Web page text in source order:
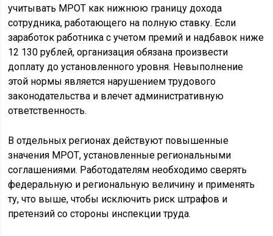
учитывать МРОТ как нижнюю границу дохода
сотрудника, работающего на полную ставку. Если
заработок работника с учетом премий и надбавок ниже
12 130 рублей, организация обязана произвести
доплату до установленного уровня. Невыполнение
этой нормы является нарушением трудового
законодательства и влечет административную
ответственность.
В отдельных регионах действуют повышенные
значения МРОТ, установленные региональными
соглашениями. Работодателям необходимо сверять
федеральную и региональную величину и применять
ту, что выше, чтобы исключить риск штрафов и
претензий со стороны инспекции труда.